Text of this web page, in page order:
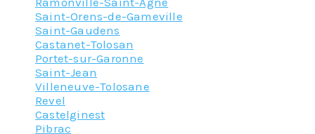
Saint-Orens-de-Gameville
Saint-Gaudens
Castanet-Tolosan
Portet-sur-Garonne
Saint-Jean
Villeneuve-Tolosane
Revel
Castelginest
Pibrac